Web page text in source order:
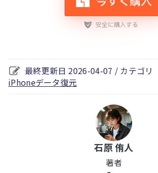
最終更新日 2026-04-07 / カテゴリ
iPhoneデータ復元
石原 侑人
著者